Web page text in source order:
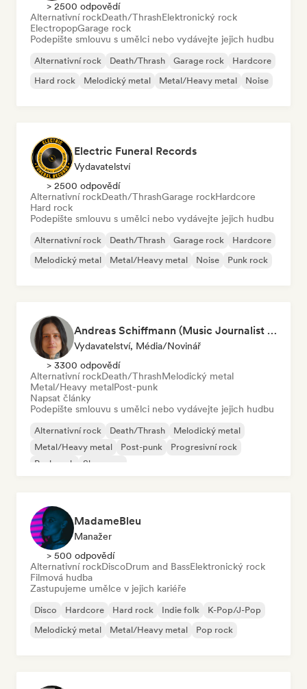
> 2500 odpovědí
Alternativní rockDeath/ThrashElektronický rock
ElectropopGarage rock
Podepište smlouvu s umělci nebo vydávejte jejich hudbu
Alternativní rock Death/Thrash Garage rock
Hardcore
Hard rock
Melodický metal Metal/Heavy metal Noise
Electric Funeral Records
Vydavatelství
> 2500 odpovědí
Alternativní rockDeath/ThrashGarage rockHardcore
Hard rock
Podepište smlouvu s umělci nebo vydávejte jejich hudbu
Alternativní rock Death/Thrash Garage rock
Hardcore
Melodický metal
Metal/Heavy metal Noise Punk rock
Andreas Schiffmann (Music Journalist and Label Assistant)
Vydavatelství, Média/novinář
> 3300 odpovědí
Alternativní rockDeath/ThrashMelodický metal
Metal/Heavy metalPost-punk
Napsat články
Podepište smlouvu s umělci nebo vydávejte jejich hudbu
Alternativní rock Death/Thrash
Melodický metal
Metal/Heavy metal
Post-punk
Progresivní rock
Punk rock
Shoegaze
MadameBleu
Manažer
> 500 odpovědí
Alternativní rockDiscoDrum and BassElektronický rock
Filmová hudba
Zastupujeme umělce v jejich kariéře
Disco Hardcore Hard rock Indie folk
K-Pop/J-Pop
Melodický metal
Metal/Heavy metal Pop rock